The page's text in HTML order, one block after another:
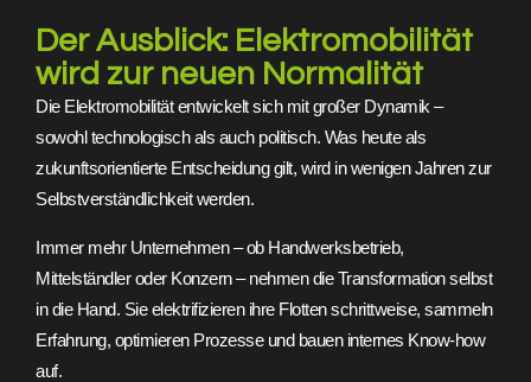
Der Ausblick: Elektromobilität
wird zur neuen Normalität
Die Elektromobilität entwickelt sich mit großer Dynamik –
sowohl technologisch als auch politisch. Was heute als
zukunftsorientierte Entscheidung gilt, wird in wenigen Jahren zur
Selbstverständlichkeit werden.
Immer mehr Unternehmen – ob Handwerksbetrieb,
Mittelständler oder Konzern – nehmen die Transformation selbst
in die Hand. Sie elektrifizieren ihre Flotten schrittweise, sammeln
Erfahrung, optimieren Prozesse und bauen internes Know-how
auf.